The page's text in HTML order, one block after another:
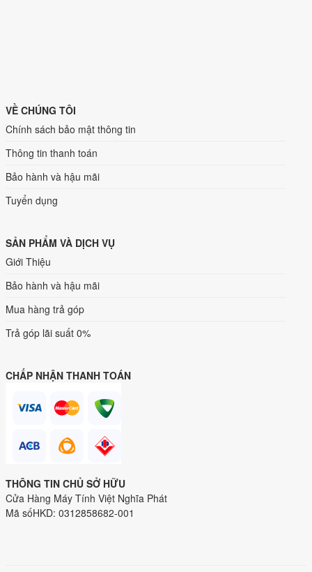
VỀ CHÚNG TÔI
Chính sách bảo mật thông tin
Thông tin thanh toán
Bảo hành và hậu mãi
Tuyển dụng
SẢN PHẨM VÀ DỊCH VỤ
Giới Thiệu
Bảo hành và hậu mãi
Mua hàng trả góp
Trả góp lãi suất 0%
CHẤP NHẬN THANH TOÁN
THÔNG TIN CHỦ SỞ HỮU
Cửa Hàng Máy Tính Việt Nghĩa Phát
Mã sốHKD: 0312858682-001